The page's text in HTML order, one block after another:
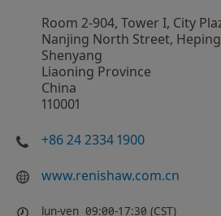
Room 2-904, Tower I, City
Nanjing North Street,
Shenyang
Liaoning Province
China
110001
+86 24 2334 1900
www.renishaw.com.cn
lun-ven 09:00-17:30 (CST)